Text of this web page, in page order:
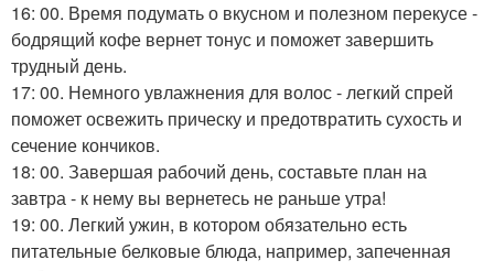
16: 00. Время подумать о вкусном и полезном перекусе -
бодрящий кофе вернет тонус и поможет завершить
трудный день.
17: 00. Немного увлажнения для волос - легкий спрей
поможет освежить прическу и предотвратить сухость и
сечение кончиков.
18: 00. Завершая рабочий день, составьте план на
завтра - к нему вы вернетесь не раньше утра!
19: 00. Легкий ужин, в котором обязательно есть
питательные белковые блюда, например, запеченная